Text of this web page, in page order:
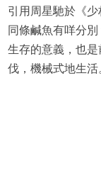
引用周星馳於《
同條鹹魚有咩分
生存的意義，也
伐，機械式地生活